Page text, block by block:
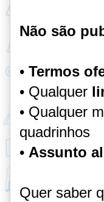
Não são
• Termos
• Qualquer
• Qualquer
quadrinhos
• Assunto
Quer saber